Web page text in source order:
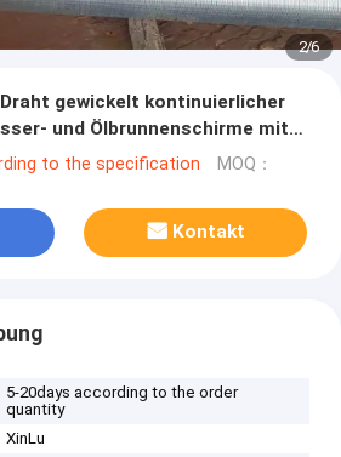
2/6
gewickelt kontinuierlicher
und Ölbrunnenschirme mit
to the specification MOQ：
Kontakt
5-20days according to the order
quantity
XinLu